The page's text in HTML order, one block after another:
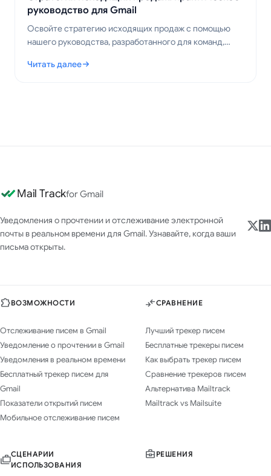
руководство для Gmail
Освойте стратегию исходящих продаж с помощью
нашего руководства, разработанного для команд,
для повышения вовлеченности и конверсии в 2026
Читать далее
: Стратегия исходящих продаж: практическое руководство
Mail Trackfor Gmail
Уведомления о прочтении и отслеживание электронной
почты в реальном времени для Gmail. Узнавайте, когда ваши
письма открыты.
ВОЗМОЖНОСТИ
Отслеживание писем в Gmail
Уведомление о прочтении в Gmail
Уведомления в реальном времени
Бесплатный трекер писем для
Gmail
Показатели открытий писем
Мобильное отслеживание писем
СРАВНЕНИЕ
Лучший трекер писем
Бесплатные трекеры писем
Как выбрать трекер писем
Сравнение трекеров писем
Альтернатива Mailtrack
Mailtrack vs Mailsuite
СЦЕНАРИИ
ИСПОЛЬЗОВАНИЯ
РЕШЕНИЯ